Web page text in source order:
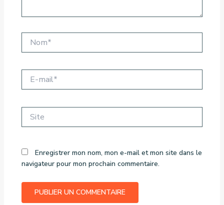
mail*
Enregistrer mon nom, mon e-mail et mon site dans le
navigateur pour mon prochain commentaire.